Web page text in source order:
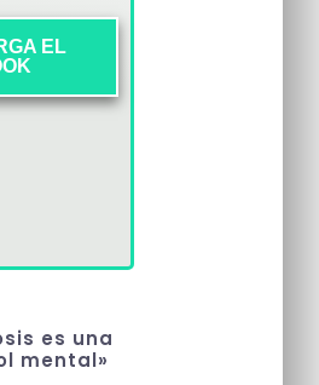
EL
es una
mental»